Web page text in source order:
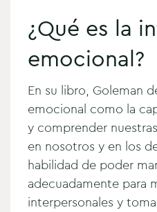
¿Qué es la
emocional?
En su libro, Goleman
emocional como la
y comprender
en nosotros y en los
habilidad de poder
adecuadamente para
interpersonales y